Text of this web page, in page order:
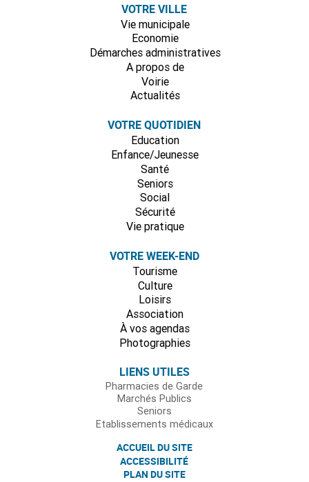
VOTRE VILLE
Vie municipale
Economie
Démarches administratives
A propos de
Voirie
Actualités
VOTRE QUOTIDIEN
Education
Enfance/Jeunesse
Santé
Seniors
Social
Sécurité
Vie pratique
VOTRE WEEK-END
Tourisme
Culture
Loisirs
Association
À vos agendas
Photographies
LIENS UTILES
Pharmacies de Garde
Marchés Publics
Seniors
Etablissements médicaux
ACCUEIL DU SITE
ACCESSIBILITÉ
PLAN DU SITE